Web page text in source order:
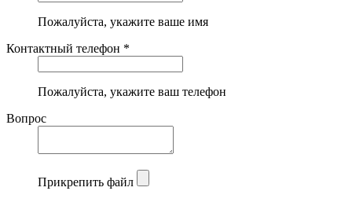
Пожалуйста, укажите ваше имя
Контактный телефон *
Пожалуйста, укажите ваш телефон
Вопрос
Прикрепить файл